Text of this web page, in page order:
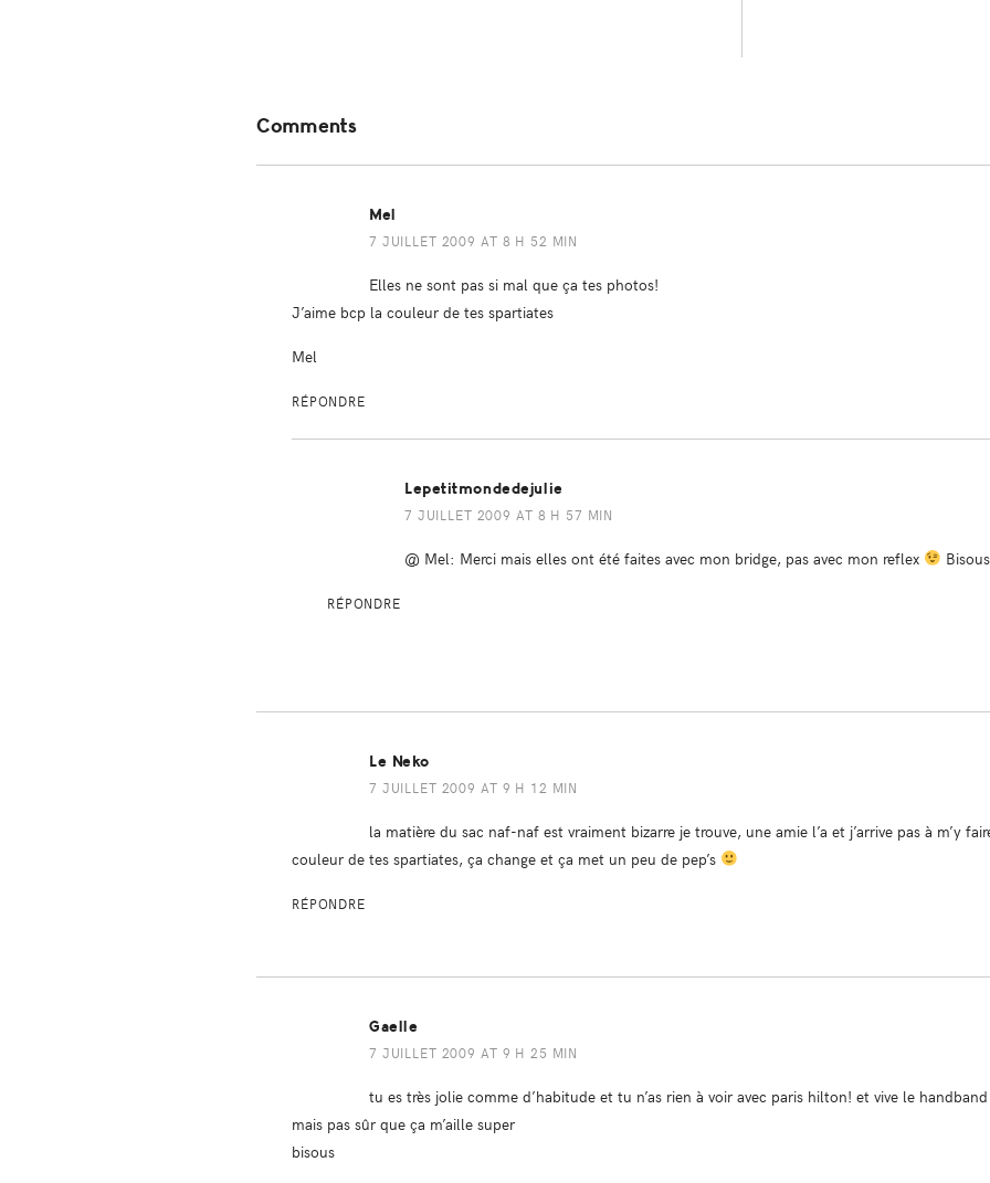
Interactions
Comments
Mel
7 JUILLET 2009 AT 8 H 52 MIN
Elles ne sont pas si mal que ça tes photos!
J’aime bcp la couleur de tes spartiates
Mel
RÉPONDRE
Lepetitmondedejulie
7 JUILLET 2009 AT 8 H 57 MIN
@ Mel: Merci mais elles ont été faites avec mon bridge, pas avec mon reflex Bisous
RÉPONDRE
Le Neko
7 JUILLET 2009 AT 9 H 12 MIN
la matière du sac naf-naf est vraiment bizarre je trouve, une amie l’a et j’arrive pas à m’y
couleur de tes spartiates, ça change et ça met un peu de pep’s
RÉPONDRE
Gaelle
7 JUILLET 2009 AT 9 H 25 MIN
tu es très jolie comme d’habitude et tu n’as rien à voir avec paris hilton! et vive le
mais pas sûr que ça m’aille super
bisous